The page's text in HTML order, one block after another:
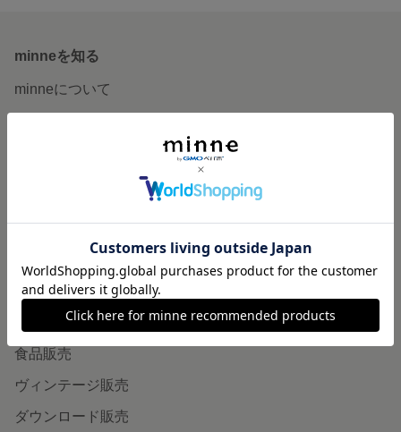
minneを知る
minneについて
作品販売について
minneで売りたい
食品販売
ヴィンテージ販売
ダウンロード販売